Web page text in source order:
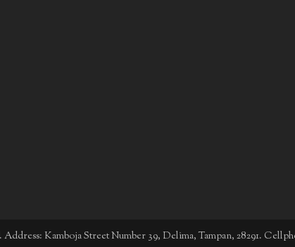
Kamboja Street Number 39, Delima, Tampan, 28291.